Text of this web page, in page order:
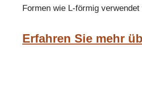
Formen wie L-förmig verwendet
Erfahren Sie mehr